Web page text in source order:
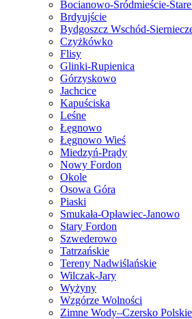
Bocianowo-Śródmieście-
Brdyujście
Bydgoszcz Wschód-
Czyżkówko
Flisy
Glinki-Rupienica
Górzyskowo
Jachcice
Kapuściska
Leśne
Łęgnowo
Łęgnowo Wieś
Miedzyń-Prądy
Nowy Fordon
Okole
Osowa Góra
Piaski
Smukała-Opławiec-Janowo
Stary Fordon
Szwederowo
Tatrzańskie
Tereny Nadwiślańskie
Wilczak-Jary
Wyżyny
Wzgórze Wolności
Zimne Wody–Czersko Polskie